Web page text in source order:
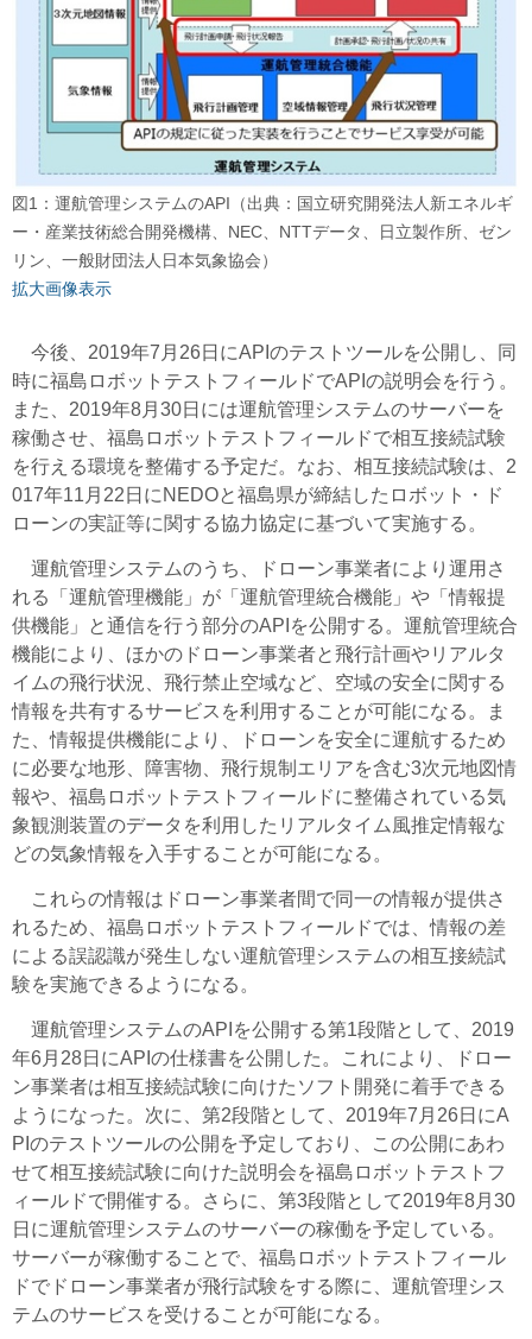
図1：運航管理システムのAPI（出典：国立研究開発法人新エネルギ
ー・産業技術総合開発機構、NEC、NTTデータ、日立製作所、ゼン
リン、一般財団法人日本気象協会）
拡大画像表示
今後、2019年7月26日にAPIのテストツールを公開し、同
時に福島ロボットテストフィールドでAPIの説明会を行う。
また、2019年8月30日には運航管理システムのサーバーを
稼働させ、福島ロボットテストフィールドで相互接続試験
を行える環境を整備する予定だ。なお、相互接続試験は、2
017年11月22日にNEDOと福島県が締結したロボット・ド
ローンの実証等に関する協力協定に基づいて実施する。
運航管理システムのうち、ドローン事業者により運用さ
れる「運航管理機能」が「運航管理統合機能」や「情報提
供機能」と通信を行う部分のAPIを公開する。運航管理統合
機能により、ほかのドローン事業者と飛行計画やリアルタ
イムの飛行状況、飛行禁止空域など、空域の安全に関する
情報を共有するサービスを利用することが可能になる。ま
た、情報提供機能により、ドローンを安全に運航するため
に必要な地形、障害物、飛行規制エリアを含む3次元地図情
報や、福島ロボットテストフィールドに整備されている気
象観測装置のデータを利用したリアルタイム風推定情報な
どの気象情報を入手することが可能になる。
これらの情報はドローン事業者間で同一の情報が提供さ
れるため、福島ロボットテストフィールドでは、情報の差
による誤認識が発生しない運航管理システムの相互接続試
験を実施できるようになる。
運航管理システムのAPIを公開する第1段階として、2019
年6月28日にAPIの仕様書を公開した。これにより、ドロー
ン事業者は相互接続試験に向けたソフト開発に着手できる
ようになった。次に、第2段階として、2019年7月26日にA
PIのテストツールの公開を予定しており、この公開にあわ
せて相互接続試験に向けた説明会を福島ロボットテストフ
ィールドで開催する。さらに、第3段階として2019年8月30
日に運航管理システムのサーバーの稼働を予定している。
サーバーが稼働することで、福島ロボットテストフィール
ドでドローン事業者が飛行試験をする際に、運航管理シス
テムのサービスを受けることが可能になる。